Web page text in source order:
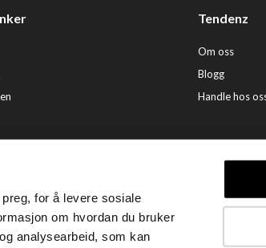
for å levere sosiale
om hvordan du bruker
analysearbeid, som kan
Tendenz
Om oss
Blogg
Handle hos
© Tendenz Hårpleie AS (org. nr. 948